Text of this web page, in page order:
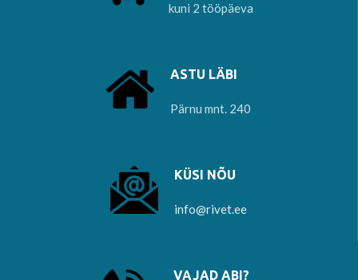
kuni 2 tööpäeva
ASTU LÄBI
Pärnu mnt. 240
KÜSI NÕU
info@rivet.ee
VAJAD ABI?